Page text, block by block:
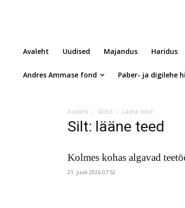
Avaleht Uudised Majandus Haridus
Andres Ammase fond Paber- ja digilehe
Avaleht Sildid Lääne teed
Silt: lääne teed
Kolmes kohas algavad
21. juuli 2026 07:52